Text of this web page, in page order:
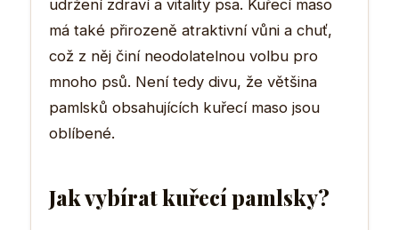
udržení zdraví a vitality psa. Kuřecí maso
má také přirozeně atraktivní vůni a chuť,
což z něj činí neodolatelnou volbu pro
mnoho psů. Není tedy divu, že většina
pamlsků obsahujících kuřecí maso jsou
oblíbené.
Jak vybírat kuřecí pamlsky?